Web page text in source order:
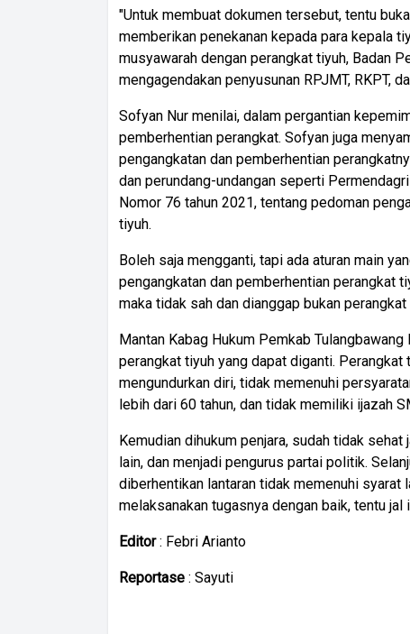
"Untuk membuat dokumen tersebut, tentu
memberikan penekanan kepada para kepala
musyawarah dengan perangkat tiyuh, Badan
mengagendakan penyusunan RPJMT, RKPT,
Sofyan Nur menilai, dalam pergantian
pemberhentian perangkat. Sofyan juga
pengangkatan dan pemberhentian
dan perundang-undangan seperti
Nomor 76 tahun 2021, tentang pedoman
tiyuh.
Boleh saja mengganti, tapi ada aturan main
pengangkatan dan pemberhentian perangkat
maka tidak sah dan dianggap bukan
Mantan Kabag Hukum Pemkab
perangkat tiyuh yang dapat diganti. Perangkat
mengundurkan diri, tidak memenuhi
lebih dari 60 tahun, dan tidak memiliki ijazah
Kemudian dihukum penjara, sudah tidak
lain, dan menjadi pengurus partai politik.
diberhentikan lantaran tidak memenuhi syarat
melaksanakan tugasnya dengan baik, tentu
Editor: Febri Arianto
Reportase : Sayuti